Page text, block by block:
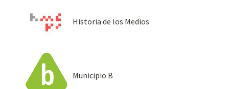
Historia de los Medios
Municipio B